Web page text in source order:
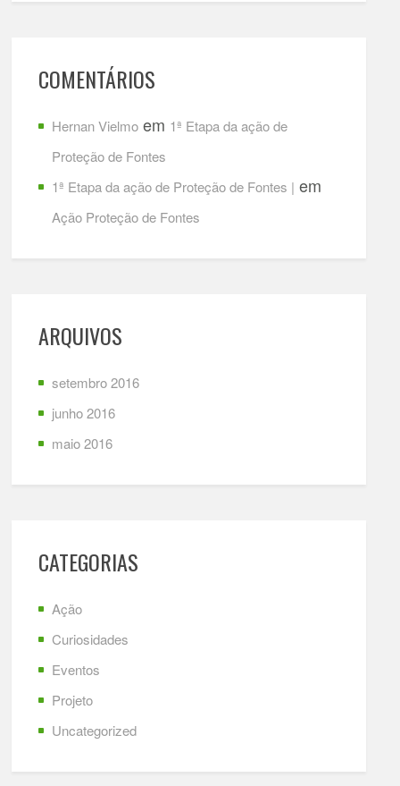
COMENTÁRIOS
Hernan Vielmo em 1ª Etapa da ação de
Proteção de Fontes
1ª Etapa da ação de Proteção de Fontes | em
Ação Proteção de Fontes
ARQUIVOS
setembro 2016
junho 2016
maio 2016
CATEGORIAS
Ação
Curiosidades
Eventos
Projeto
Uncategorized